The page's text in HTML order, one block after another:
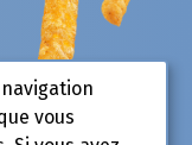
vous